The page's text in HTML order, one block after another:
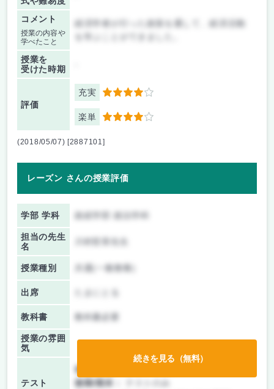
コメント
授業の内容や
学べたこと
授業を
受けた時期
評価
充実 4
楽単 4
(2018/05/07) [2887101]
レーズン さんの授業評価
学部 学科 政経学部 政治学科
担当の先生
名
授業種別 共通(一般教養)
出席
教科書 教科書必要
授業の雰囲
気
テスト
前期/中間：
後期/期末：
続きを見る（無料）